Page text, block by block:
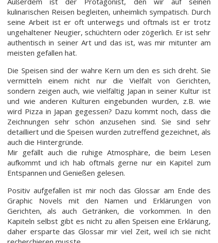
kulinarischen Reisen begleiten, unheimlich sympatisch. Durch
seine Arbeit ist er oft unterwegs und oftmals ist er trotz
ungehaltener Neugier, schüchtern oder zögerlich. Er ist sehr
authentisch in seiner Art und das ist, was mir mitunter am
meisten gefallen hat.
Die Speisen sind der wahre Kern um den es sich dreht. Sie
vermitteln einem nicht nur die Vielfalt von Gerichten,
sondern zeigen auch, wie vielfältig Japan in seiner Kultur ist
und wie anderen Kulturen eingebunden wurden, z.B. wie
wird Pizza in Japan gegessen? Dazu kommt noch, dass die
Zeichnungen sehr schön anzusehen sind. Sie sind sehr
detailliert und die Speisen wurden zutreffend gezeichnet, als
auch die Hintergründe.
Mir gefällt auch die ruhige Atmosphäre, die beim Lesen
aufkommt und ich hab oftmals gerne nur ein Kapitel zum
Entspannen und Genießen gelesen.
Positiv aufgefallen ist mir noch das Glossar am Ende des
Graphic Novels mit den Namen und Erklärungen von
Gerichten, als auch Getränken, die vorkommen. In den
Kapiteln selbst gibt es nicht zu allen Speisen eine Erklärung,
daher ersparte das Glossar mir viel Zeit, weil ich sie nicht